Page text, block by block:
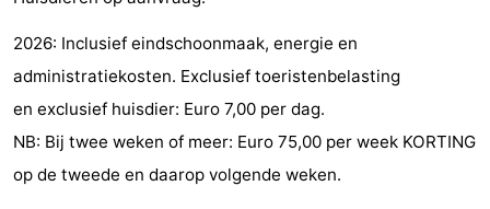
Golfbanen
-
en
en
Evenementen
2026: Inclusief eindschoonmaak, energie en
administratiekosten. Exclusief toeristenbelasting
en exclusief huisdier: Euro 7,00 per dag.
NB: Bij twee weken of meer: Euro 75,00 per week KORTING
op de tweede en daarop volgende weken.